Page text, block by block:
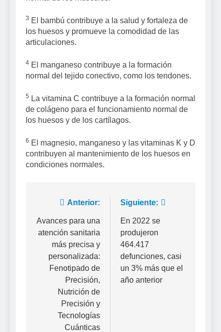
3 El bambú contribuye a la salud y fortaleza de
los huesos y promueve la comodidad de las
articulaciones.
4 El manganeso contribuye a la formación
normal del tejido conectivo, como los tendones.
5 La vitamina C contribuye a la formación normal
de colágeno para el funcionamiento normal de
los huesos y de los cartílagos.
6 El magnesio, manganeso y las vitaminas K y D
contribuyen al mantenimiento de los huesos en
condiciones normales.
Navegación
de
entradas
Anterior:
Avances para una
atención sanitaria
más precisa y
personalizada:
Fenotipado de
Precisión,
Nutrición de
Precisión y
Tecnologías
Cuánticas
Siguiente:
En 2022 se
produjeron
464.417
defunciones, casi
un 3% más que el
año anterior